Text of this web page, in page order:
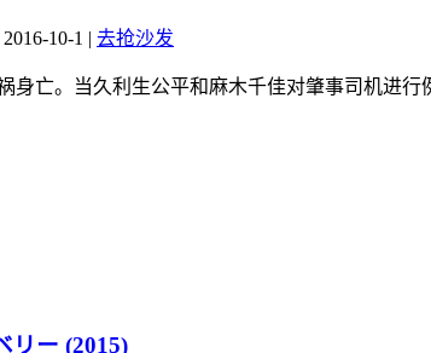
10-1 | 去抢沙发
身亡。当久利生公平和麻木千佳对肇事司机进
リー (2015)